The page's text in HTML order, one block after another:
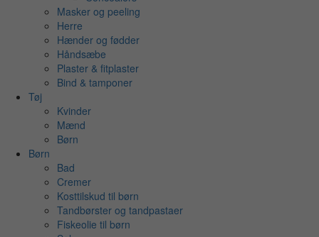
Masker og peeling
Herre
Hænder og fødder
Håndsæbe
Plaster & fitplaster
Bind & tamponer
Tøj
Kvinder
Mænd
Børn
Børn
Bad
Cremer
Kosttilskud til børn
Tandbørster og tandpastaer
Fiskeolie til børn